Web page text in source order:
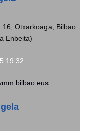
Otxarkoaga, Bilbao
Enbeita)
19 32